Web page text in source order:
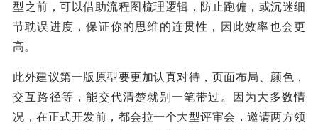
型之前，可以借助流程图梳理逻辑，防止跑偏，或沉迷细
节耽误进度，保证你的思维的连贯性，因此效率也会更
高。
此外建议第一版原型要更加认真对待，页面布局、颜色，
交互路径等，能交代清楚就别一笔带过。因为大多数情
况，在正式开发前，都会拉一个大型评审会，邀请两方领